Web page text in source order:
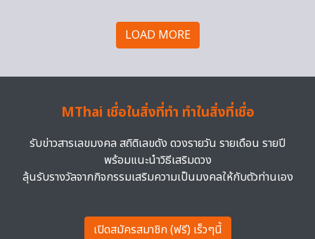
LOAD MORE
MThai เชื่อในสิ่งที่ทำ ทำในสิ่งที่เชื่อ
รับข่าวสารเลขมงคล สถิติเลขดัง ดวงรายวัน รายเดือน รายปี
พร้อมแนะนำวิธีเสริมดวง
ลุ้นรับรางวัลจากกิจกรรมเสริมความเป็นมงคลให้กับตัวท่านเอง
เปิดสมัครสมาชิก (ฟรี) เร็วๆนี้